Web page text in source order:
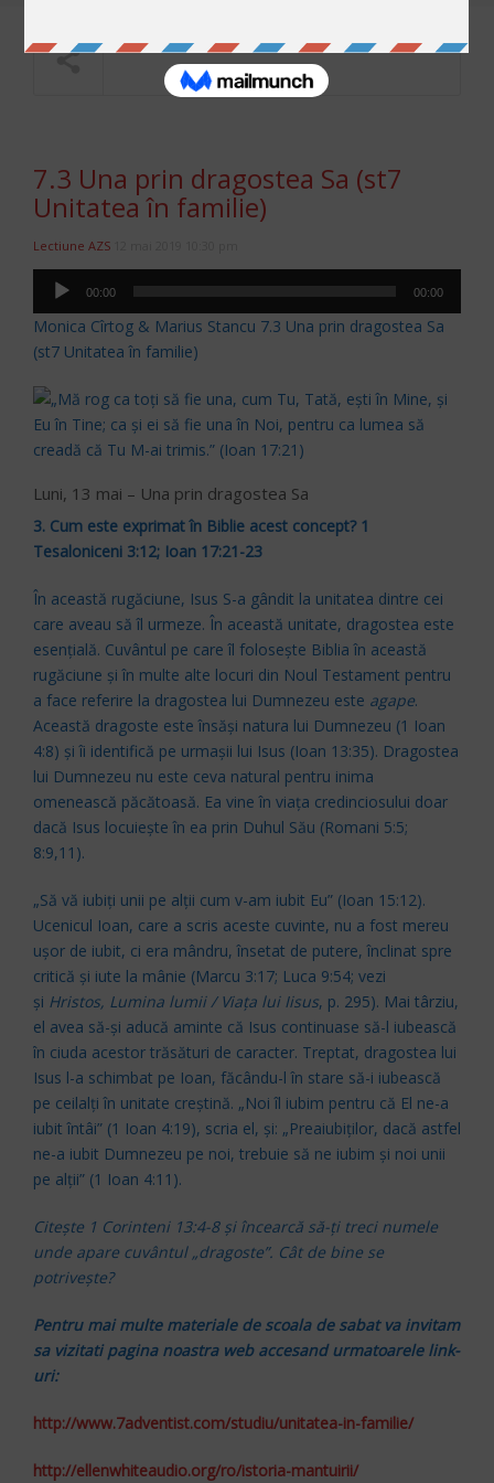
7.3 Una prin dragostea Sa (st7
Unitatea în familie)
Lectiune AZS
Player
audio
00:00 00:00
Monica Cîrtog & Marius Stancu 7.3 Una prin dragostea Sa
(st7 Unitatea în familie)
Luni, 13 mai – Una prin dragostea Sa
3. Cum este exprimat în Biblie acest concept? 1
Tesaloniceni 3:12; Ioan 17:21-23
În această rugăciune, Isus S-a gândit la unitatea dintre cei
care aveau să îl urmeze. În această unitate, dragostea este
esenţială. Cuvântul pe care îl foloseşte Biblia în această
rugăciune şi în multe alte locuri din Noul Testament pentru
a face referire la dragostea lui Dumnezeu este agape.
Această dragoste este însăşi natura lui Dumnezeu (1 Ioan
4:8) şi îi identifică pe urmaşii lui Isus (Ioan 13:35). Dragostea
lui Dumnezeu nu este ceva natural pentru inima
omenească păcătoasă. Ea vine în viaţa credinciosului doar
dacă Isus locuieşte în ea prin Duhul Său (Romani 5:5;
8:9,11).
„Să vă iubiţi unii pe alţii cum v-am iubit Eu” (Ioan 15:12).
Ucenicul Ioan, care a scris aceste cuvinte, nu a fost mereu
uşor de iubit, ci era mândru, însetat de putere, înclinat spre
critică şi iute la mânie (Marcu 3:17; Luca 9:54; vezi
şi Hristos, Lumina lumii / Viaţa lui Iisus, p. 295). Mai târziu,
el avea să-şi aducă aminte că Isus continuase să-l iubească
în ciuda acestor trăsături de caracter. Treptat, dragostea lui
Isus l-a schimbat pe Ioan, făcându-l în stare să-i iubească
pe ceilalţi în unitate creştină. „Noi îl iubim pentru că El ne-a
iubit întâi” (1 Ioan 4:19), scria el, şi: „Preaiubiţilor, dacă astfel
ne-a iubit Dumnezeu pe noi, trebuie să ne iubim şi noi unii
pe alţii” (1 Ioan 4:11).
Citeşte 1 Corinteni 13:4-8 şi încearcă să-ţi treci numele
unde apare cuvântul „dragoste”. Cât de bine se
potriveşte?
Pentru mai multe materiale de scoala de sabat va invitam
sa vizitati pagina noastra web accesand urmatoarele link-
uri:
http://www.7adventist.com/studiu/unitatea-in-familie/
http://ellenwhiteaudio.org/ro/istoria-mantuirii/